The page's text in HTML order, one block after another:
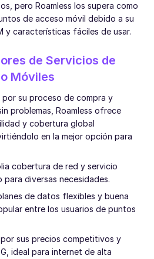
pero Roamless los supera como
de acceso móvil debido a su
y características fáciles de usar.
de Servicios de
Móviles
por su proceso de compra y
problemas, Roamless ofrece
y cobertura global
en la mejor opción para
cobertura de red y servicio
diversas necesidades.
de datos flexibles y buena
entre los usuarios de puntos
sus precios competitivos y
ideal para internet de alta